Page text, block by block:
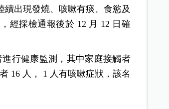
續出現發燒、咳嗽有痰、食慾及
經採檢通報後於 12 月 12 日確
行健康監測，其中家庭接觸者
16 人， 1 人有咳嗽症狀，該名